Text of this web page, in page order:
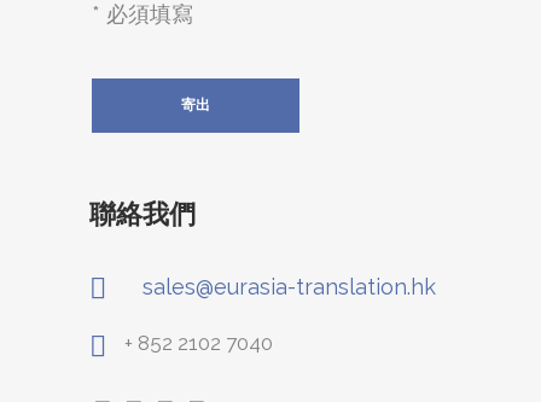
* 必須填寫
聯絡我們
sales@eurasia-translation.hk
+ 852 2102 7040